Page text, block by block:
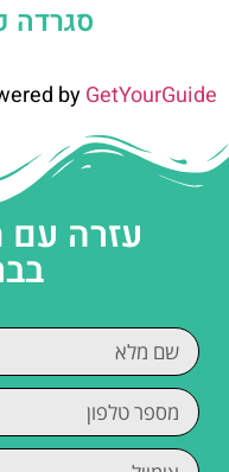
סגרדה
byGetYourGuide
עזרה עם